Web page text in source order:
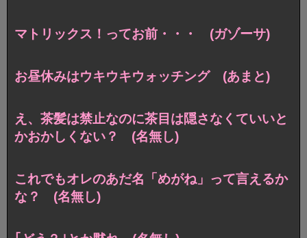
マトリックス！ってお前・・・ (ガゾーサ)
お昼休みはウキウキウォッチング (あまと)
え、茶髪は禁止なのに茶目は隠さなくていいと
かおかしくない？ (名無し)
これでもオレのあだ名「めがね」って言えるか
な？ (名無し)